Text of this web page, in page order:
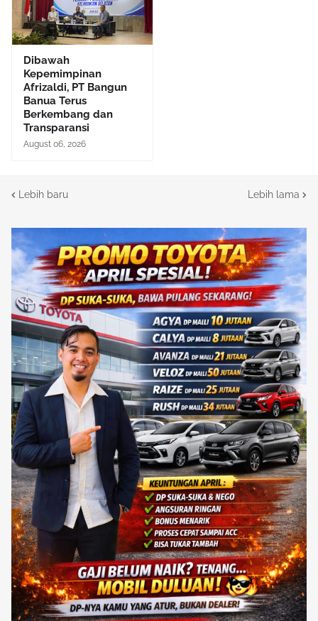
Dibawah
Kepemimpinan
Afrizaldi, PT Bangun
Banua Terus
Berkembang dan
Transparansi
August 06, 2026
Lebih baru Lebih lama